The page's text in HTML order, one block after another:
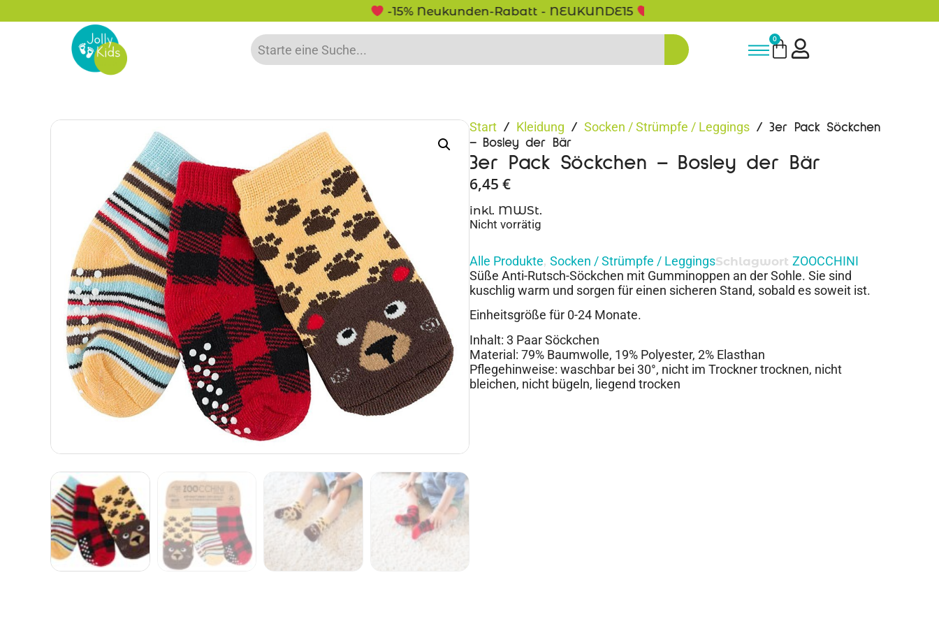
-15% Neukunden-Rabatt - NEUKUNDE15
0
Start / Kleidung / Socken / Strümpfe / Leggings / 3er Pack Söckchen
– Bosley der Bär
3er Pack Söckchen – Bosley der Bär
6,45 €
inkl. MWSt.
Nicht vorrätig
Alle Produkte, Socken / Strümpfe / LeggingsSchlagwort ZOOCCHINI
Süße Anti-Rutsch-Söckchen mit Gumminoppen an der Sohle. Sie sind
kuschlig warm und sorgen für einen sicheren Stand, sobald es soweit ist.
Einheitsgröße für 0-24 Monate.
Inhalt: 3 Paar Söckchen
Material: 79% Baumwolle, 19% Polyester, 2% Elasthan
Pflegehinweise: waschbar bei 30°, nicht im Trockner trocknen, nicht
bleichen, nicht bügeln, liegend trocken